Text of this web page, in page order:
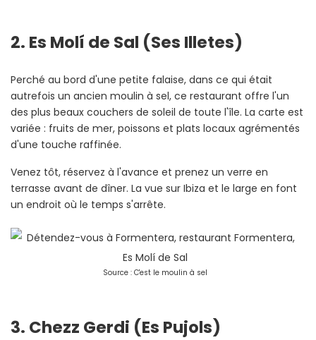
2. Es Molí de Sal (Ses Illetes)
Perché au bord d'une petite falaise, dans ce qui était
autrefois un ancien moulin à sel, ce restaurant offre l'un
des plus beaux couchers de soleil de toute l'île. La carte est
variée : fruits de mer, poissons et plats locaux agrémentés
d'une touche raffinée.
Venez tôt, réservez à l'avance et prenez un verre en
terrasse avant de dîner. La vue sur Ibiza et le large en font
un endroit où le temps s'arrête.
Source : C'est le moulin à sel
3. Chezz Gerdi (Es Pujols)